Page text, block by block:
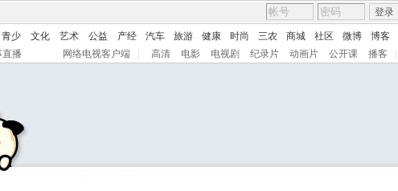
登录
青少 文化 艺术 公益 产经 汽车 旅游 健康 时尚 三农 商城 社区 微博 博客
直播 网络电视客户端 高清 电影 电视剧 纪录片 动画片 公开课 播客